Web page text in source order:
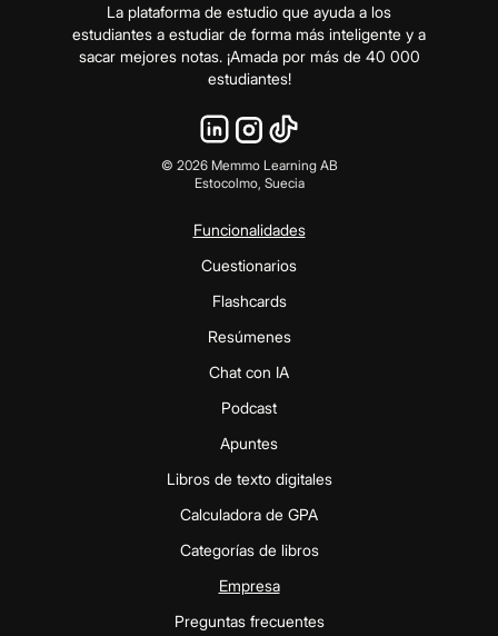
La plataforma de estudio que ayuda a los
estudiantes a estudiar de forma más inteligente y a
sacar mejores notas. ¡Amada por más de 40 000
estudiantes!
© 2026Memmo Learning AB
Estocolmo, Suecia
Funcionalidades
Cuestionarios
Flashcards
Resúmenes
Chat con IA
Podcast
Apuntes
Libros de texto digitales
Calculadora de GPA
Categorías de libros
Empresa
Preguntas frecuentes